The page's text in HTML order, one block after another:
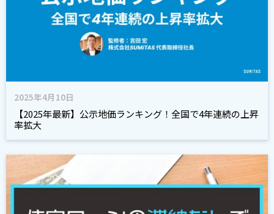
2025年4月10日
【2025年最新】公示地価ランキング！全国で4年連続の上昇
率拡大